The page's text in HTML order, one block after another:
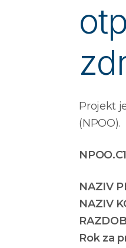
Projekt
(NPOO).
NAZIV
NAZIV
Rok za